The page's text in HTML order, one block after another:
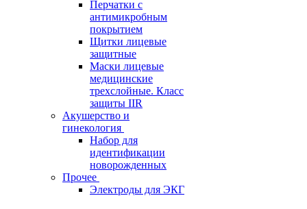
Перчатки с
антимикробным
покрытием
Щитки лицевые
защитные
Маски лицевые
медицинские
трехслойные. Класс
защиты IIR
Акушерство и
гинекология
Набор для
идентификации
новорожденных
Прочее
Электроды для ЭКГ